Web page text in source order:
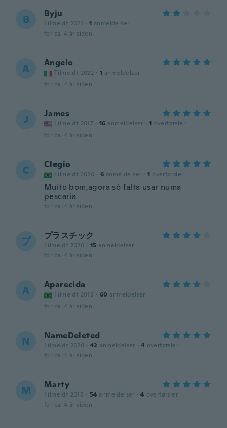
B Byju
Tilmeldt 2021 · 1 anmeldelser
for ca. 4 år siden
A Angelo
Tilmeldt 2022 · 1 anmeldelser
for ca. 4 år siden
J James
Tilmeldt 2017 · 16 anmeldelser · 1 overførsler
for ca. 4 år siden
C Clegio
Tilmeldt 2020 · 6 anmeldelser · 1 overførsler
Muito bom,agora só falta usar numa
pescaria
for ca. 4 år siden
プ プラスチック
Tilmeldt 2020 · 15 anmeldelser
for ca. 4 år siden
A Aparecida
Tilmeldt 2018 · 60 anmeldelser
for ca. 4 år siden
N NameDeleted
Tilmeldt 2020 · 42 anmeldelser · 4 overførsler
for ca. 4 år siden
M Marty
Tilmeldt 2018 · 54 anmeldelser · 4 overførsler
for ca. 4 år siden